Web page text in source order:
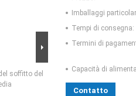
soffitto del
Imballaggi
Tempi di consegna:
Termini di
Capacità di
Contatto